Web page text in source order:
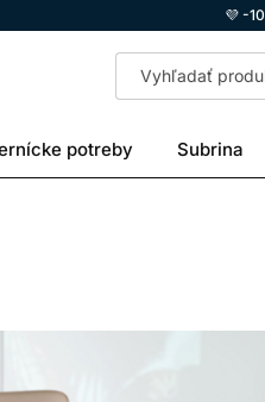
💜 -
potreby Subrina